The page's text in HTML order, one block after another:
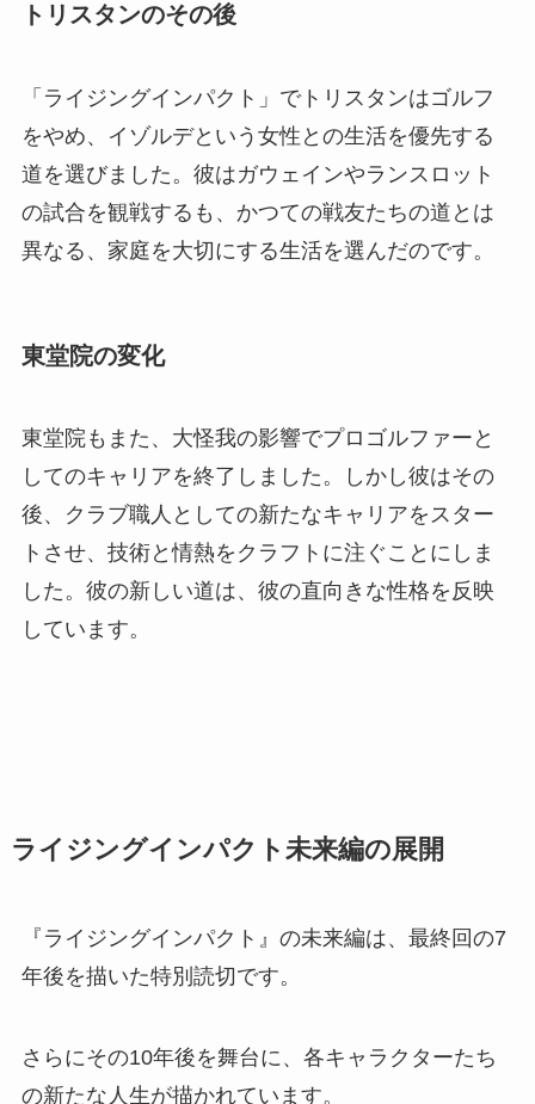
トリスタンのその後
「ライジングインパクト」でトリスタンはゴルフ
をやめ、イゾルデという女性との生活を優先する
道を選びました。彼はガウェインやランスロット
の試合を観戦するも、かつての戦友たちの道とは
異なる、家庭を大切にする生活を選んだのです。
東堂院の変化
東堂院もまた、大怪我の影響でプロゴルファーと
してのキャリアを終了しました。しかし彼はその
後、クラブ職人としての新たなキャリアをスター
トさせ、技術と情熱をクラフトに注ぐことにしま
した。彼の新しい道は、彼の直向きな性格を反映
しています。
ライジングインパクト未来編の展開
『ライジングインパクト』の未来編は、最終回の7
年後を描いた特別読切です。
さらにその10年後を舞台に、各キャラクターたち
の新たな人生が描かれています。